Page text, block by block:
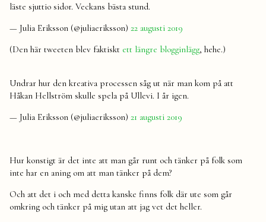
läste sjuttio sidor. Veckans bästa stund.
— Julia Eriksson (@juliaeriksson) 22 augusti 2019
(Den här tweeten blev faktiskt ett längre blogginlägg, hehe.)
Undrar hur den kreativa processen såg ut när man kom på att
Håkan Hellström skulle spela på Ullevi. I år igen.
— Julia Eriksson (@juliaeriksson) 21 augusti 2019
Hur konstigt är det inte att man går runt och tänker på folk som
inte har en aning om att man tänker på dem?
Och att det i och med detta kanske finns folk där ute som går
omkring och tänker på mig utan att jag vet det heller.